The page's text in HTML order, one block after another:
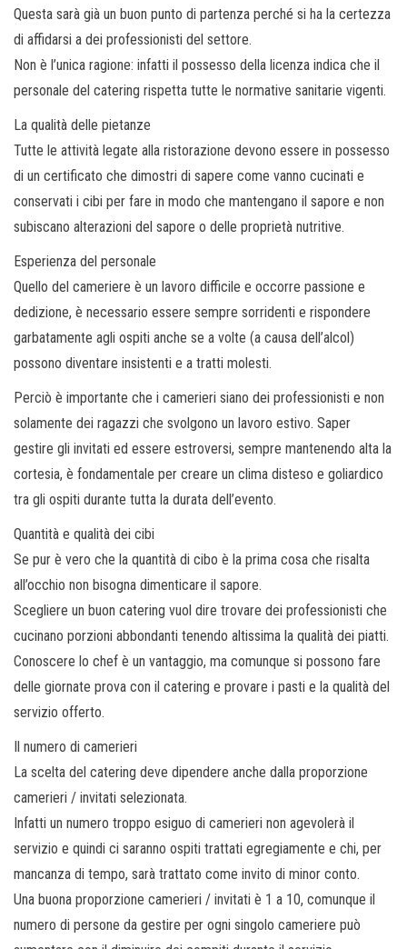
Questa sarà già un buon punto di partenza perché si ha la certezza
di affidarsi a dei professionisti del settore.
Non è l’unica ragione: infatti il possesso della licenza indica che il
personale del catering rispetta tutte le normative sanitarie vigenti.
La qualità delle pietanze
Tutte le attività legate alla ristorazione devono essere in possesso
di un certificato che dimostri di sapere come vanno cucinati e
conservati i cibi per fare in modo che mantengano il sapore e non
subiscano alterazioni del sapore o delle proprietà nutritive.
Esperienza del personale
Quello del cameriere è un lavoro difficile e occorre passione e
dedizione, è necessario essere sempre sorridenti e rispondere
garbatamente agli ospiti anche se a volte (a causa dell’alcol)
possono diventare insistenti e a tratti molesti.
Perciò è importante che i camerieri siano dei professionisti e non
solamente dei ragazzi che svolgono un lavoro estivo. Saper
gestire gli invitati ed essere estroversi, sempre mantenendo alta la
cortesia, è fondamentale per creare un clima disteso e goliardico
tra gli ospiti durante tutta la durata dell’evento.
Quantità e qualità dei cibi
Se pur è vero che la quantità di cibo è la prima cosa che risalta
all’occhio non bisogna dimenticare il sapore.
Scegliere un buon catering vuol dire trovare dei professionisti che
cucinano porzioni abbondanti tenendo altissima la qualità dei piatti.
Conoscere lo chef è un vantaggio, ma comunque si possono fare
delle giornate prova con il catering e provare i pasti e la qualità del
servizio offerto.
Il numero di camerieri
La scelta del catering deve dipendere anche dalla proporzione
camerieri / invitati selezionata.
Infatti un numero troppo esiguo di camerieri non agevolerà il
servizio e quindi ci saranno ospiti trattati egregiamente e chi, per
mancanza di tempo, sarà trattato come invito di minor conto.
Una buona proporzione camerieri / invitati è 1 a 10, comunque il
numero di persone da gestire per ogni singolo cameriere può